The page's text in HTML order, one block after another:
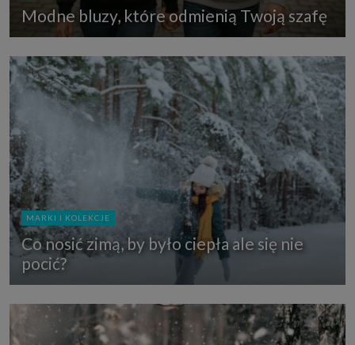
Modne bluzy, które odmienią Twoją szafę
MARKI I KOLEKCJE
Co nosić zimą, by było ciepła ale się nie
pocić?